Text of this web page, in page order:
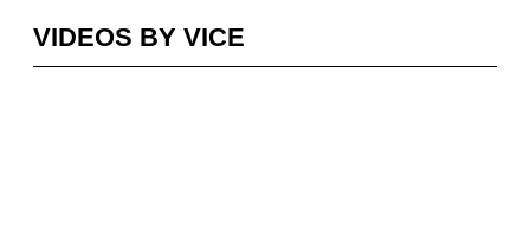
VIDEOS BY VICE